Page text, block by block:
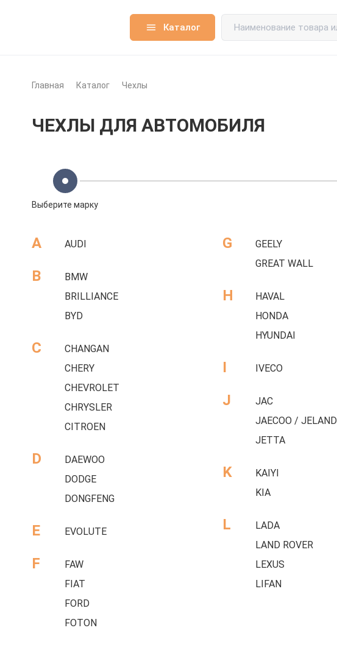
Каталог
Главная Каталог Чехлы
ЧЕХЛЫ ДЛЯ АВТОМОБИЛЯ
Выберите марку
A AUDI
B
BMW
BRILLIANCE
BYD
C
CHANGAN
CHERY
CHEVROLET
CHRYSLER
CITROEN
D
DAEWOO
DODGE
DONGFENG
E EVOLUTE
F
FAW
FIAT
FORD
FOTON
G
GEELY
GREAT WALL
H
HAVAL
HONDA
HYUNDAI
I IVECO
J
JAC
JAECOO / JELAND
JETTA
K
KAIYI
KIA
L
LADA
LAND ROVER
LEXUS
LIFAN